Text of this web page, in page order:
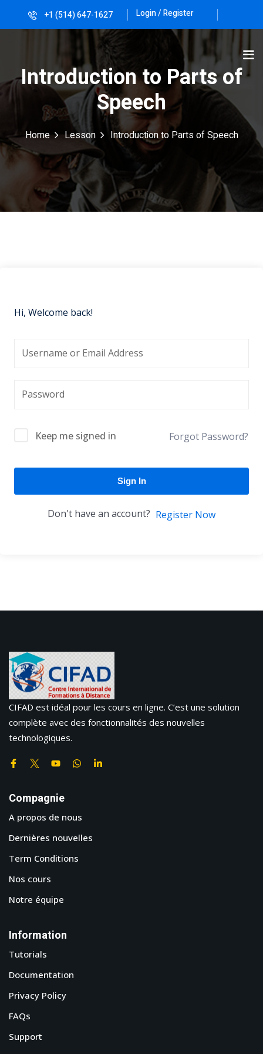
+1 (514) 647-1627 Login / Register
Introduction to Parts of
Speech
Home Lesson Introduction to Parts of Speech
Hi, Welcome back!
Keep me signed in Forgot Password?
Sign In
Don't have an account? Register Now
CIFAD est idéal pour les cours en ligne. C’est une solution
complète avec des fonctionnalités des nouvelles
technologiques.
Compagnie
A propos de nous
Dernières nouvelles
Term Conditions
Nos cours
Notre équipe
Information
Tutorials
Documentation
Privacy Policy
FAQs
Support
Sign in Sign up
Sign in
Don’t have an account? Sign up
Remember me Lost your password?